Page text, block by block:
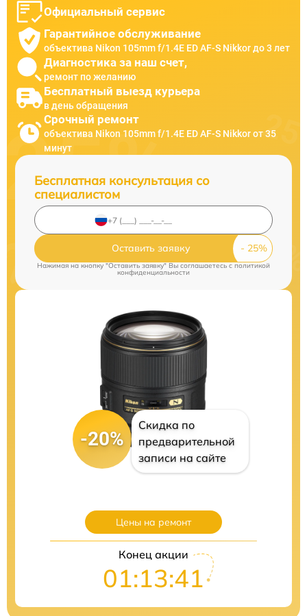
Официальный сервис
Гарантийное обслуживание
объектива Nikon 105mm f/1.4E ED AF-S Nikkor до 3 лет
Диагностика за наш счет,
ремонт по желанию
Бесплатный выезд курьера
в день обращения
Срочный ремонт
объектива Nikon 105mm f/1.4E ED AF-S Nikkor от 35
минут
Бесплатная консультация со
специалистом
Оставить заявку
Нажимая на кнопку "Оставить заявку" Вы соглашаетесь cполитикой
конфиденциальности
-20%
Скидка по
предварительной
записи на сайте
Цены на ремонт
Конец акции
01:13:40